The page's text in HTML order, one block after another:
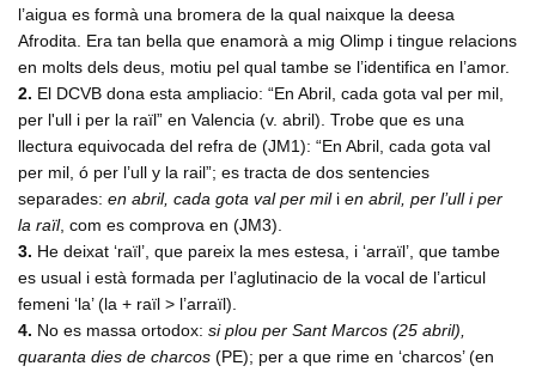
l’aigua es formà una bromera de la qual naixque la deesa
Afrodita. Era tan bella que enamorà a mig Olimp i tingue relacions
en molts dels deus, motiu pel qual tambe se l’identifica en l’amor.
2. El DCVB dona esta ampliacio: “En Abril, cada gota val per mil,
per l'ull i per la raïl” en Valencia (v. abril). Trobe que es una
llectura equivocada del refra de (JM1): “En Abril, cada gota val
per mil, ó per l’ull y la rail”; es tracta de dos sentencies
separades: en abril, cada gota val per mili en abril, per l’ull i per
la raïl, com es comprova en (JM3).
3. He deixat ‘raïl’, que pareix la mes estesa, i ‘arraïl’, que tambe
es usual i està formada per l’aglutinacio de la vocal de l’articul
femeni ‘la’ (la + raïl > l’arraïl).
4. No es massa ortodox: si plou per Sant Marcos (25 abril),
quaranta dies de charcos (PE); per a que rime en ‘charcos’ (en